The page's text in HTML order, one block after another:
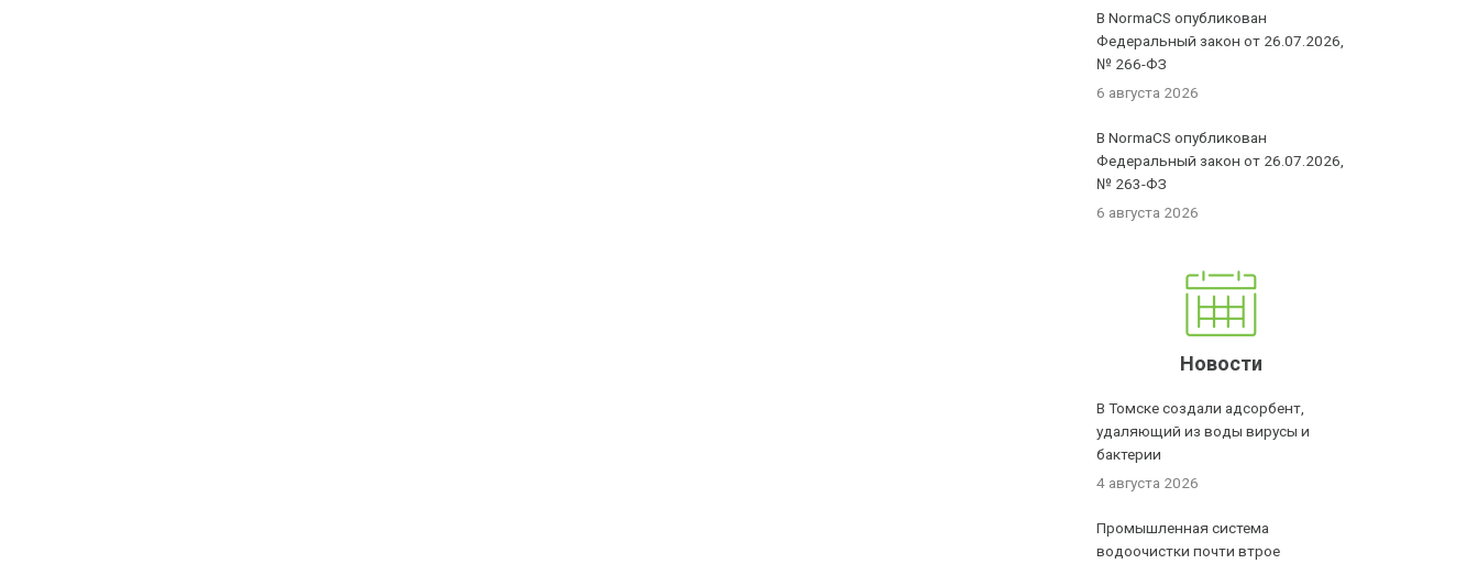
В NormaCS опубликован
Федеральный закон от 26.07.2026,
№ 266-ФЗ
6 августа 2026
В NormaCS опубликован
Федеральный закон от 26.07.2026,
№ 263-ФЗ
6 августа 2026
Новости
В Томске создали адсорбент,
удаляющий из воды вирусы и
бактерии
4 августа 2026
Промышленная система
водоочистки почти втрое